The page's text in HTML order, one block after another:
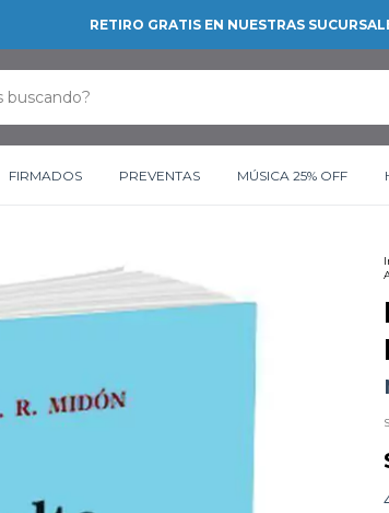
RETIRO GRATIS EN NUESTRAS
FIRMADOS PREVENTAS MÚSICA 25% OFF